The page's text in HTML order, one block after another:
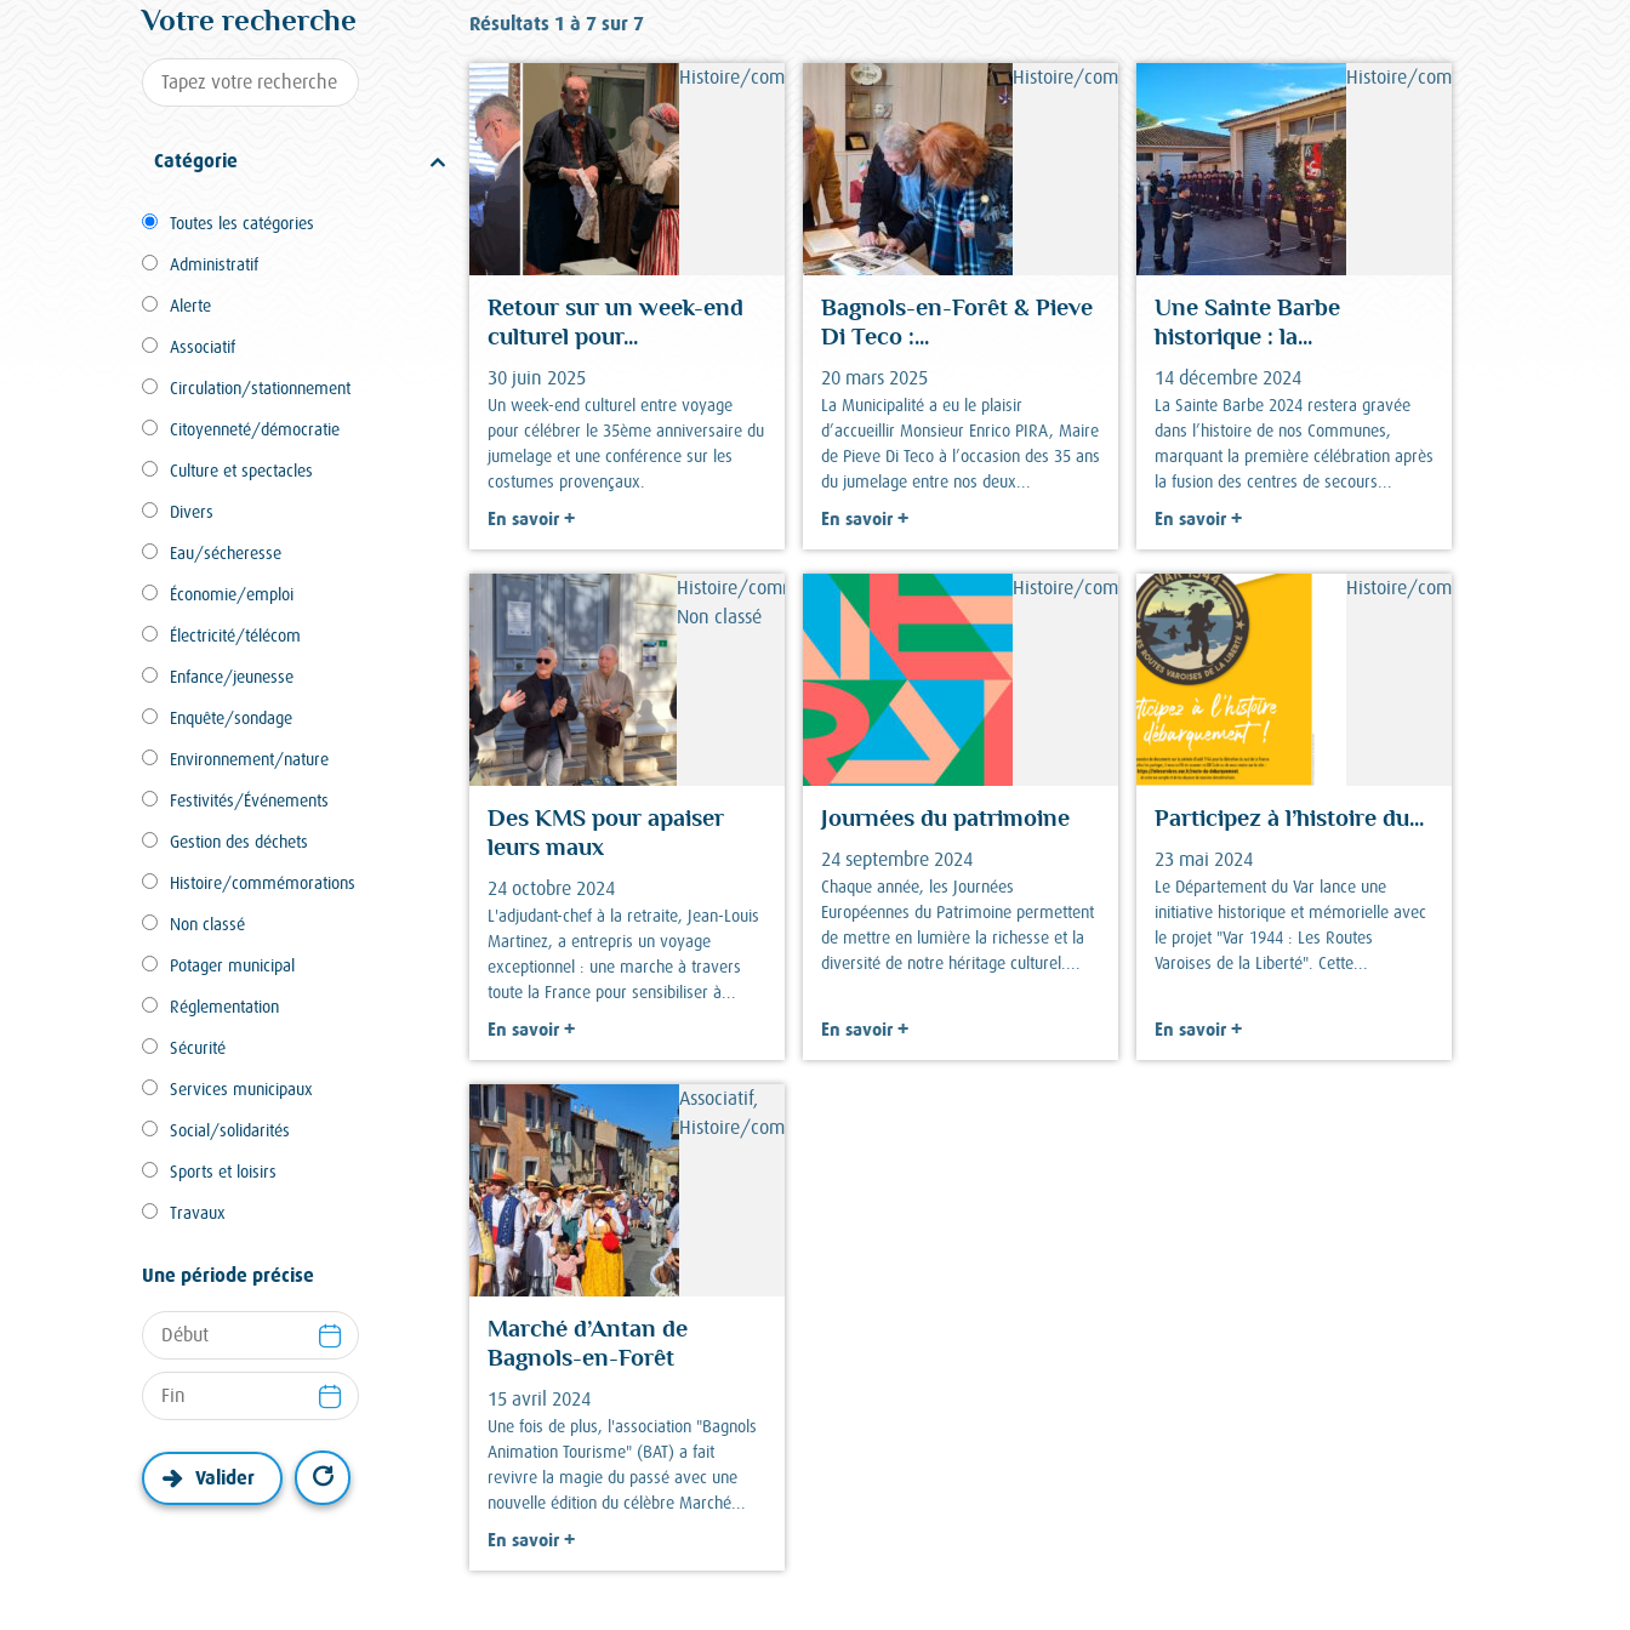
Votre recherche
Catégorie
Toutes les catégories
Administratif
Alerte
Associatif
Circulation/stationnement
Citoyenneté/démocratie
Culture et spectacles
Divers
Eau/sécheresse
Économie/emploi
Électricité/télécom
Enfance/jeunesse
Enquête/sondage
Environnement/nature
Festivités/Événements
Gestion des déchets
Histoire/commémorations
Non classé
Potager municipal
Réglementation
Sécurité
Services municipaux
Social/solidarités
Sports et loisirs
Travaux
Une période précise
Résultats 1 à 7 sur 7
Histoire/commémorations
Retour sur un week-end
culturel pour...
30 juin 2025
Un week-end culturel entre voyage
pour célébrer le 35ème anniversaire du
jumelage et une conférence sur les
costumes provençaux.
En savoir +
Histoire/commémorations
Bagnols-en-Forêt & Pieve
Di Teco :...
20 mars 2025
La Municipalité a eu le plaisir
d’accueillir Monsieur Enrico PIRA, Maire
de Pieve Di Teco à l’occasion des 35 ans
du jumelage entre nos deux...
En savoir +
Histoire/commémorations
Une Sainte Barbe
historique : la...
14 décembre 2024
La Sainte Barbe 2024 restera gravée
dans l’histoire de nos Communes,
marquant la première célébration après
la fusion des centres de secours...
En savoir +
Histoire/commémorations,
Non classé
Des KMS pour apaiser
leurs maux
24 octobre 2024
L'adjudant-chef à la retraite, Jean-Louis
Martinez, a entrepris un voyage
exceptionnel : une marche à travers
toute la France pour sensibiliser à...
En savoir +
Histoire/commémorations
Journées du patrimoine
24 septembre 2024
Chaque année, les Journées
Européennes du Patrimoine permettent
de mettre en lumière la richesse et la
diversité de notre héritage culturel....
En savoir +
Histoire/commémorations
Participez à l’histoire du...
23 mai 2024
Le Département du Var lance une
initiative historique et mémorielle avec
le projet "Var 1944 : Les Routes
Varoises de la Liberté". Cette...
En savoir +
Associatif,
Histoire/commémorations
Marché d’Antan de
Bagnols-en-Forêt
15 avril 2024
Une fois de plus, l'association "Bagnols
Animation Tourisme" (BAT) a fait
revivre la magie du passé avec une
nouvelle édition du célèbre Marché...
En savoir +